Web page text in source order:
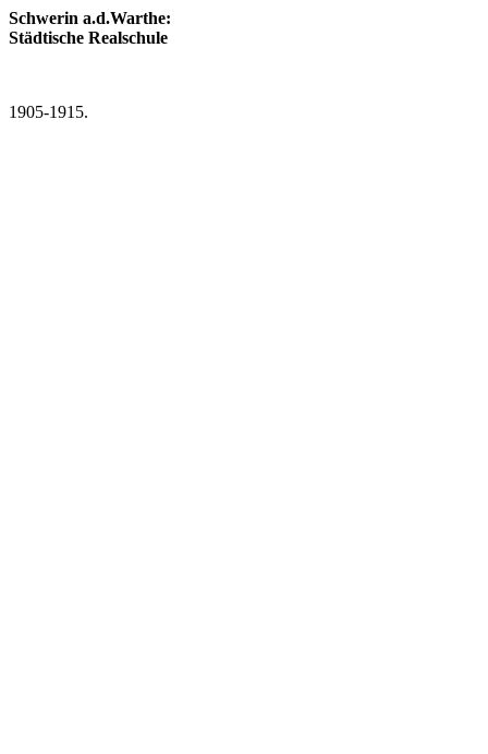
Schwerin a.d.Warthe:
Städtische Realschule
1905-1915.